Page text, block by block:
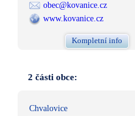
obec@kovanice.cz
www.kovanice.cz
Kompletní info
2 části obce:
Chvalovice